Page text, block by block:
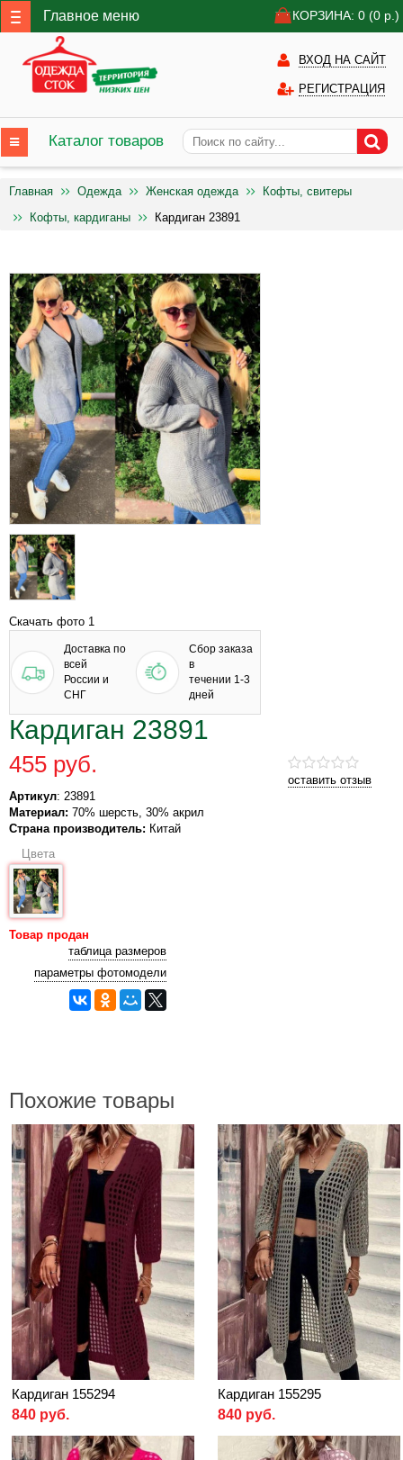
Главное меню КОРЗИНА: 0 (0 р.)
ВХОД НА САЙТ
РЕГИСТРАЦИЯ
Каталог товаров
Главная Одежда Женская одежда
Кофты, свитеры
Кофты, кардиганы
Кардиган 23891
Скачать фото 1
Доставка по
всей
России и
СНГ
Сбор заказа
в
течении 1-3
дней
Кардиган 23891
оставить отзыв
455 руб.
Артикул: 23891
Материал: 70% шерсть, 30% акрил
Страна производитель: Китай
Цвета
Товар продан
таблица размеров
параметры фотомодели
Похожие товары
Кардиган 155294
840 руб.
Кардиган 155295
840 руб.